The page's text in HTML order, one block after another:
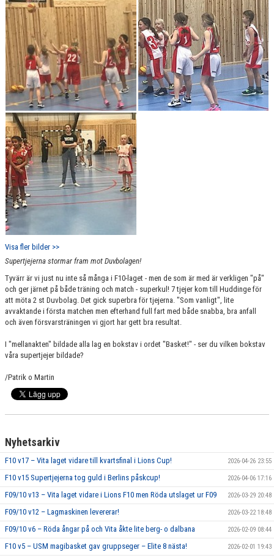
Visa fler bilder >>
Supertjejerna stormar fram mot Duvbolagen!
Tyvärr är vi just nu inte så många i F10-laget - men de som är med är verkligen "på"
och ger järnet på både träning och match - superkul! 7 tjejer kom till Huddinge för
att möta 2 st Duvbolag. Det gick superbra för tjejerna. "Som vanligt", lite
avvaktande i första matchen men efterhand full fart med både snabba, bra anfall
och även försvarsträningen vi gjort har gett bra resultat.
I "mellanakten" bildade alla lag en bokstav i ordet "Basket!" - ser du vilken bokstav
våra supertjejer bildade?
/Patrik o Martin
Nyhetsarkiv
F10 v17 – Vita laget vidare till kvartsfinal i Lions Cup! 2026-04-26 23:55
F10 v15 Supertjejerna tog guld i Berlins påskcup! 2026-04-06 17:16
F09/10 v13 – Vita laget vidare i Lions F10 men Röda utslaget ur F09 2026-03-29 20:48
F09/10 v12 – Lagmaskinen levererar! 2026-03-22 18:48
F09/10 v6 – Röda ångar på och Vita åkte lite berg- o dalbana 2026-02-09 08:44
F10 v5 – USM magibasket gav gruppseger – Elite 8 nästa! 2026-02-01 19:43